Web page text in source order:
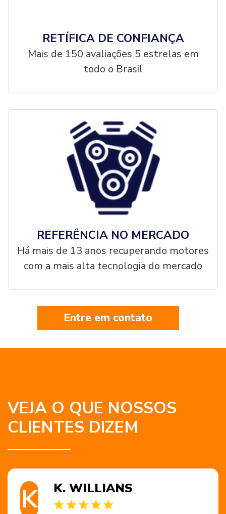
RETÍFICA DE CONFIANÇA
Mais de 150 avaliações 5 estrelas em
todo o Brasil
REFERÊNCIA NO MERCADO
Há mais de 13 anos recuperando motores
com a mais alta tecnologia do mercado
Entre em contato
VEJA O QUE NOSSOS
CLIENTES DIZEM
K K. WILLIANS